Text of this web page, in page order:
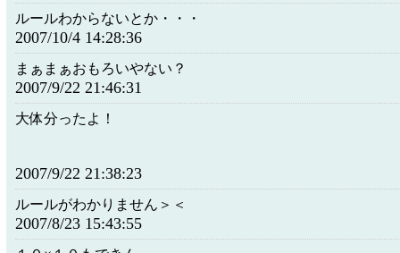
ルールわからないとか・・・
2007/10/4 14:28:36
まぁまぁおもろいやない？
2007/9/22 21:46:31
大体分ったよ！
2007/9/22 21:38:23
ルールがわかりません＞＜
2007/8/23 15:43:55